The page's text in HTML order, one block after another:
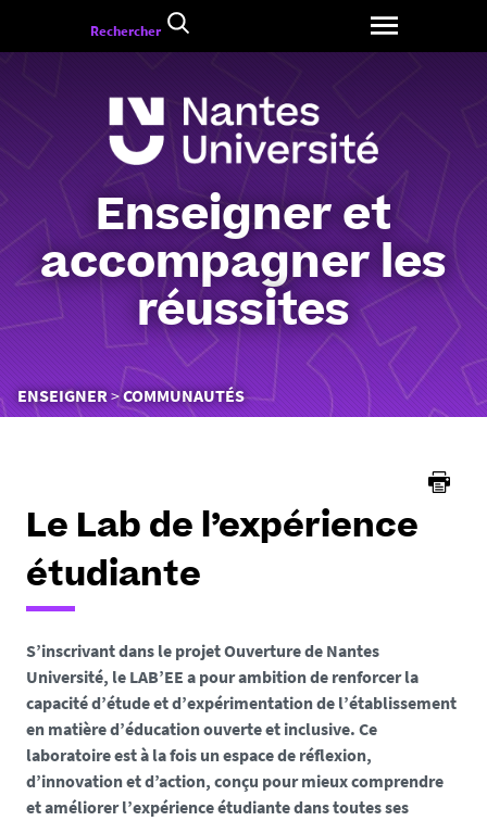
Enseigner et
accompagner les
réussites
Vous
êtes
ENSEIGNER COMMUNAUTÉS
Rechercher
Le Lab de l’expérience
étudiante
S’inscrivant dans le projet Ouverture de Nantes
Université, le LAB’EE a pour ambition de renforcer la
capacité d’étude et d’expérimentation de l’établissement
en matière d’éducation ouverte et inclusive. Ce
laboratoire est à la fois un espace de réflexion,
d’innovation et d’action, conçu pour mieux comprendre
et améliorer l’expérience étudiante dans toutes ses